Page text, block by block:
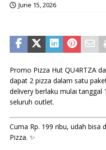
June 15, 2026
Promo Pizza Hut QU4RTZA
dapat 2 pizza dalam satu
delivery berlaku mulai tanggal
seluruh outlet.
Cuma Rp. 199 ribu, udah bisa
Pizza. ✨